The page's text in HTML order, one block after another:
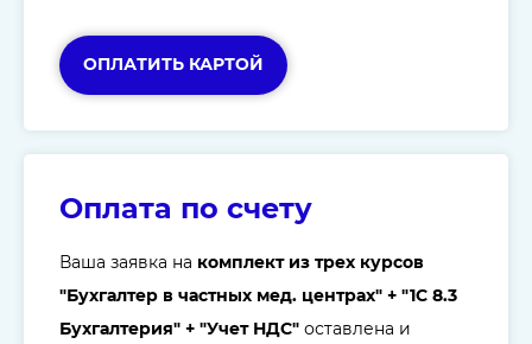
ОПЛАТИТЬ КАРТОЙ
Оплата по счету
Ваша заявка на комплект из трех курсов
"Бухгалтер в частных мед. центрах" + "1С 8.3
Бухгалтерия" + "Учет НДС" оставлена и